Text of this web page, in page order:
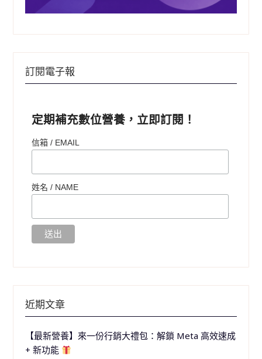
訂閱電子報
定期補充數位營養，立即訂閱！
信箱 / EMAIL
姓名 / NAME
近期文章
【最新營養】來一份行銷大禮包：解鎖 Meta 高效速成
+ 新功能